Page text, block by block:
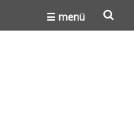
☰ menü